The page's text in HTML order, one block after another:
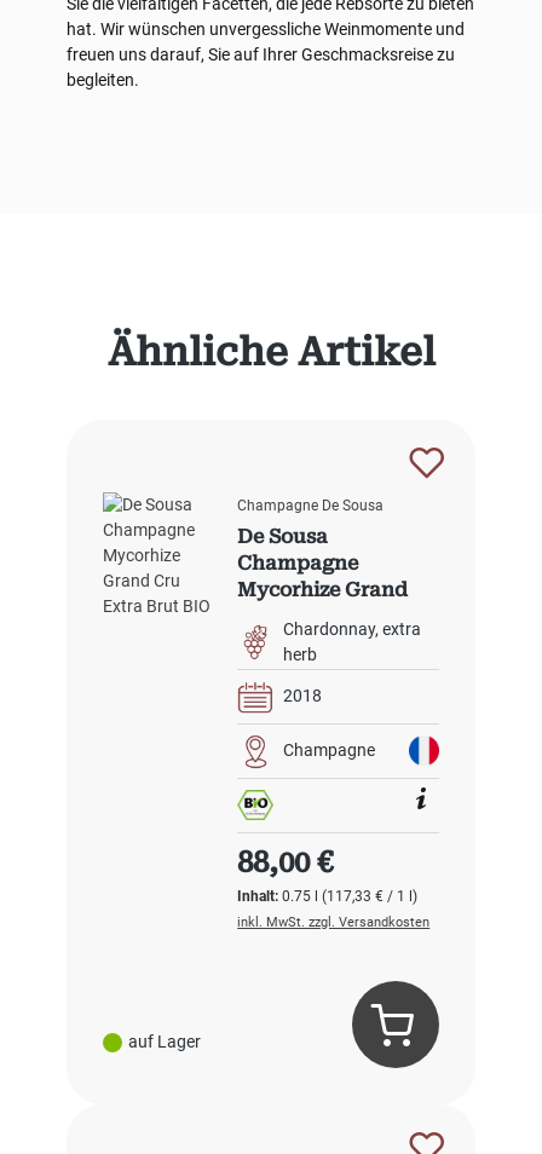
Produktgalerie überspringen
Ähnliche Artikel
auf Lager
Champagne De Sousa
De Sousa
Champagne
Mycorhize Grand
Cru Extra Brut BIO
Chardonnay extra
herb
2018
Champagne
Inhalt:0.75 l(117,33 € / 1 l)
Regulärer Preis:
88,00 €
inkl. MwSt. zzgl. Versandkosten
hat. Wir wünschen unvergessliche Weinmomente und
freuen uns darauf, Sie auf Ihrer Geschmacksreise zu
begleiten.